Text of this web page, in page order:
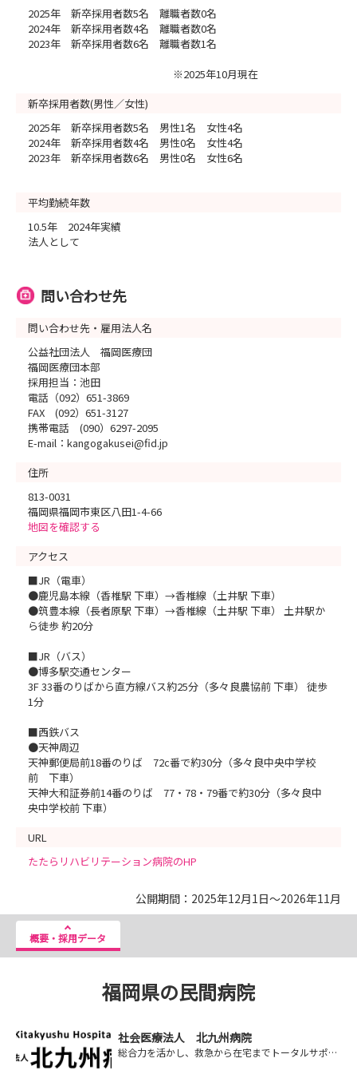
2025年 新卒採用者数5名 離職者数0名
2024年 新卒採用者数4名 離職者数0名
2023年 新卒採用者数6名 離職者数1名
※2025年10月現在
新卒採用者数(男性／女性)
2025年 新卒採用者数5名 男性1名 女性4名
2024年 新卒採用者数4名 男性0名 女性4名
2023年 新卒採用者数6名 男性0名 女性6名
平均勤続年数
10.5年 2024年実績
法人として
問い合わせ先
問い合わせ先・雇用法人名
公益社団法人 福岡医療団
福岡医療団本部
採用担当：池田
電話（092）651-3869
FAX (092）651-3127
携帯電話 (090）6297-2095
E-mail：kangogakusei@fid.jp
住所
813-0031
福岡県福岡市東区八田1-4-66
地図を確認する
アクセス
■JR（電車）
●鹿児島本線（香椎駅 下車）→香椎線（土井駅 下車）
●筑豊本線（長者原駅 下車）→香椎線（土井駅 下車） 土井駅か
ら徒歩 約20分
■JR（バス）
●博多駅交通センター
3F 33番のりばから直方線バス約25分（多々良農協前 下車） 徒歩
1分
■西鉄バス
●天神周辺
天神郵便局前18番のりば 72c番で約30分（多々良中央中学校
前 下車）
天神大和証券前14番のりば 77・78・79番で約30分（多々良中
央中学校前 下車）
URL
たたらリハビリテーション病院のHP
公開期間：2025年12月1日～2026年11月
概要・採用データ
福岡県の民間病院
社会医療法人 北九州病院
総合力を活かし、救急から在宅までトータルサポート